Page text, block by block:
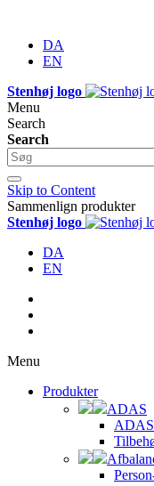
DA
EN
Stenhøj logo
Menu
Search
Search
Skip to Content
Sammenlign produkter
Stenhøj logo
DA
EN
Menu
Produkter
ADAS